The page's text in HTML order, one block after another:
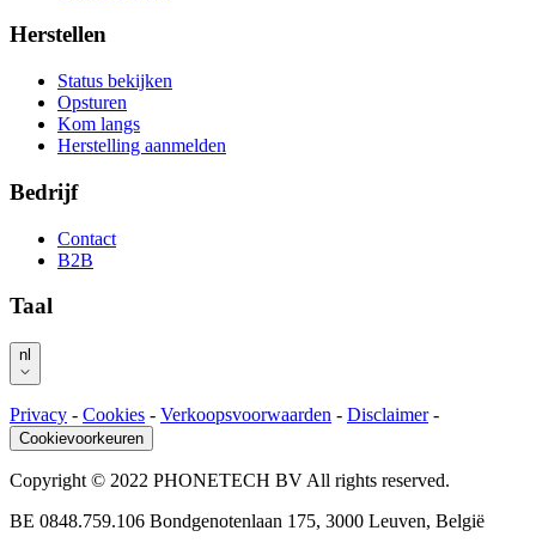
Herstellen
Status bekijken
Opsturen
Kom langs
Herstelling aanmelden
Bedrijf
Contact
B2B
Taal
nl
Privacy - Cookies - Verkoopsvoorwaarden - Disclaimer -
Cookievoorkeuren
Copyright © 2022 PHONETECH BV All rights reserved.
BE 0848.759.106 Bondgenotenlaan 175, 3000 Leuven, België